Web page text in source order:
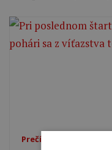
Prečítajte si tiež